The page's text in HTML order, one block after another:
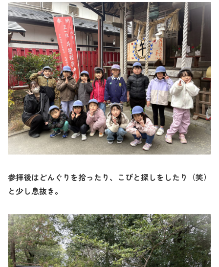
参拝後はどんぐりを拾ったり、こびと探しをしたり（笑）
と少し息抜き。